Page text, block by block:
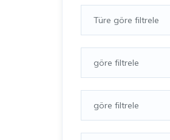
Türe göre filtrele
göre filtrele
göre filtrele